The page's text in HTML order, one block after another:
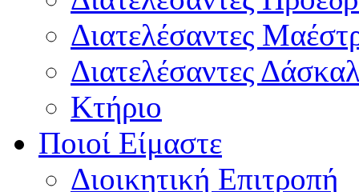
Διατελέσαντες
Διατελέσαντες
Κτήριο
Ποιοί Είμαστε
Διοικητική Επιτροπή